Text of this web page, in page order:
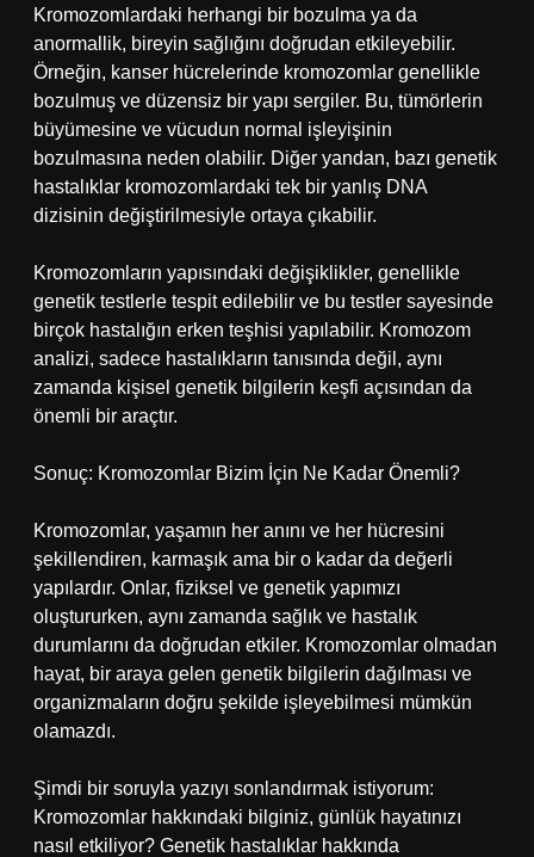
Kromozomlardaki herhangi bir bozulma ya da
anormallik, bireyin sağlığını doğrudan etkileyebilir.
Örneğin, kanser hücrelerinde kromozomlar genellikle
bozulmuş ve düzensiz bir yapı sergiler. Bu, tümörlerin
büyümesine ve vücudun normal işleyişinin
bozulmasına neden olabilir. Diğer yandan, bazı genetik
hastalıklar kromozomlardaki tek bir yanlış DNA
dizisinin değiştirilmesiyle ortaya çıkabilir.
Kromozomların yapısındaki değişiklikler, genellikle
genetik testlerle tespit edilebilir ve bu testler sayesinde
birçok hastalığın erken teşhisi yapılabilir. Kromozom
analizi, sadece hastalıkların tanısında değil, aynı
zamanda kişisel genetik bilgilerin keşfi açısından da
önemli bir araçtır.
Sonuç: Kromozomlar Bizim İçin Ne Kadar Önemli?
Kromozomlar, yaşamın her anını ve her hücresini
şekillendiren, karmaşık ama bir o kadar da değerli
yapılardır. Onlar, fiziksel ve genetik yapımızı
oluştururken, aynı zamanda sağlık ve hastalık
durumlarını da doğrudan etkiler. Kromozomlar olmadan
hayat, bir araya gelen genetik bilgilerin dağılması ve
organizmaların doğru şekilde işleyebilmesi mümkün
olamazdı.
Şimdi bir soruyla yazıyı sonlandırmak istiyorum:
Kromozomlar hakkındaki bilginiz, günlük hayatınızı
nasıl etkiliyor? Genetik hastalıklar hakkında